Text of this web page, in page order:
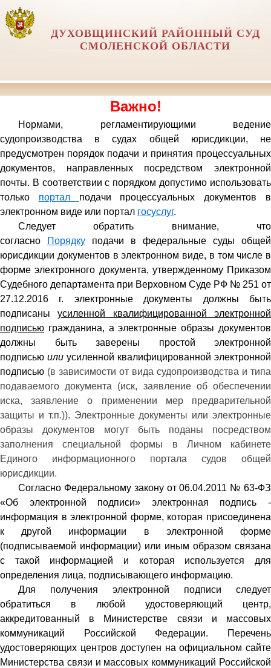
ДУХОВЩИНСКИЙ РАЙОННЫЙ СУД
СМОЛЕНСКОЙ ОБЛАСТИ
Важно!
Нормами, регламентирующими ведение
судопроизводства в судах общей юрисдикции, не
предусмотрен порядок подачи и принятия процессуальных
документов, направленных посредством электронной
почты. В соответствии с порядком допустимо использовать
только портал подачи процессуальных документов в
электронном виде или портал госуслуг.
Следует обратить внимание, что
согласно
Порядку подачи в федеральные суды общей
юрисдикции документов в электронном виде, в том числе в
форме электронного документа, утвержденному Приказом
Судебного департамента при Верховном Суде РФ № 251 от
27.12.2016 г. электронные документы должны быть
подписаныусиленной квалифицированной электронной
подписью гражданина, а электронные образы документов
должны быть заверены простой электронной
подписью или усиленной квалифицированной электронной
подписью (в зависимости от вида судопроизводства и типа
подаваемого документа (иск, заявление об обеспечении
иска, заявление о применении мер предварительной
защиты и т.п.)). Электронные документы или электронные
образы документов могут быть поданы посредством
заполнения специальной формы в Личном кабинете
Единого информационного портала судов общей
юрисдикции.
Согласно Федеральному закону от 06.04.2011 № 63-ФЗ
«Об электронной подписи» электронная подпись -
информация в электронной форме, которая присоединена
к другой информации в электронной форме
(подписываемой информации) или иным образом связана
с такой информацией и которая используется для
определения лица, подписывающего информацию.
Для получения электронной подписи следует
обратиться в любой удостоверяющий центр,
аккредитованный в Министерстве связи и массовых
коммуникаций Российской Федерации. Перечень
удостоверяющих центров доступен на официальном сайте
Министерства связи и массовых коммуникаций Российской